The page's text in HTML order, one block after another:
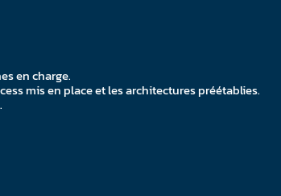
en charge.
mis en place et les architectures préétablies.